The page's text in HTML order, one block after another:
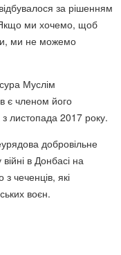
за рішенням
Якщо ми хочемо, щоб
ми не можемо
Муслім
є членом його
з листопада 2017 року.
добровільне
в Донбасі на
чеченців, які
воєн.